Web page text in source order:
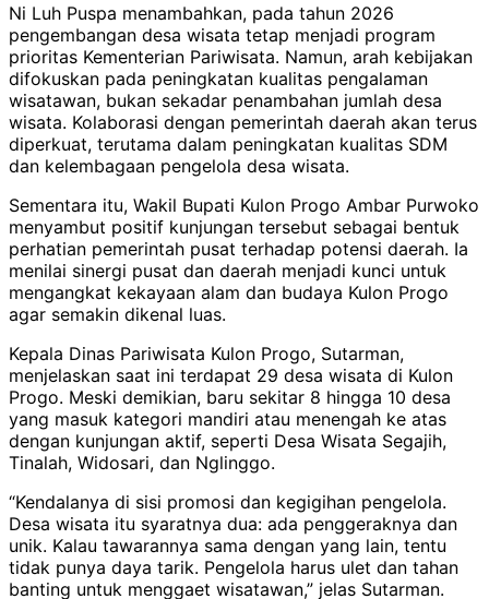
Ni Luh Puspa menambahkan, pada tahun 2026
pengembangan desa wisata tetap menjadi program
prioritas Kementerian Pariwisata. Namun, arah kebijakan
difokuskan pada peningkatan kualitas pengalaman
wisatawan, bukan sekadar penambahan jumlah desa
wisata. Kolaborasi dengan pemerintah daerah akan terus
diperkuat, terutama dalam peningkatan kualitas SDM
dan kelembagaan pengelola desa wisata.
Sementara itu, Wakil Bupati Kulon Progo Ambar Purwoko
menyambut positif kunjungan tersebut sebagai bentuk
perhatian pemerintah pusat terhadap potensi daerah. Ia
menilai sinergi pusat dan daerah menjadi kunci untuk
mengangkat kekayaan alam dan budaya Kulon Progo
agar semakin dikenal luas.
Kepala Dinas Pariwisata Kulon Progo, Sutarman,
menjelaskan saat ini terdapat 29 desa wisata di Kulon
Progo. Meski demikian, baru sekitar 8 hingga 10 desa
yang masuk kategori mandiri atau menengah ke atas
dengan kunjungan aktif, seperti Desa Wisata Segajih,
Tinalah, Widosari, dan Nglinggo.
“Kendalanya di sisi promosi dan kegigihan pengelola.
Desa wisata itu syaratnya dua: ada penggeraknya dan
unik. Kalau tawarannya sama dengan yang lain, tentu
tidak punya daya tarik. Pengelola harus ulet dan tahan
banting untuk menggaet wisatawan,” jelas Sutarman.